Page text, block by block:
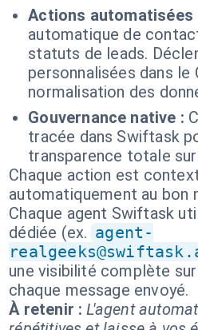
Actions automatisées
automatique de
statuts de leads.
personnalisées dans
normalisation des
Gouvernance native :
tracée dans Swiftask
transparence totale
Chaque action est
automatiquement au bon
Chaque agent Swiftask
dédiée (ex. agent-
une visibilité complète
chaque message envoyé.
À retenir : L'agent